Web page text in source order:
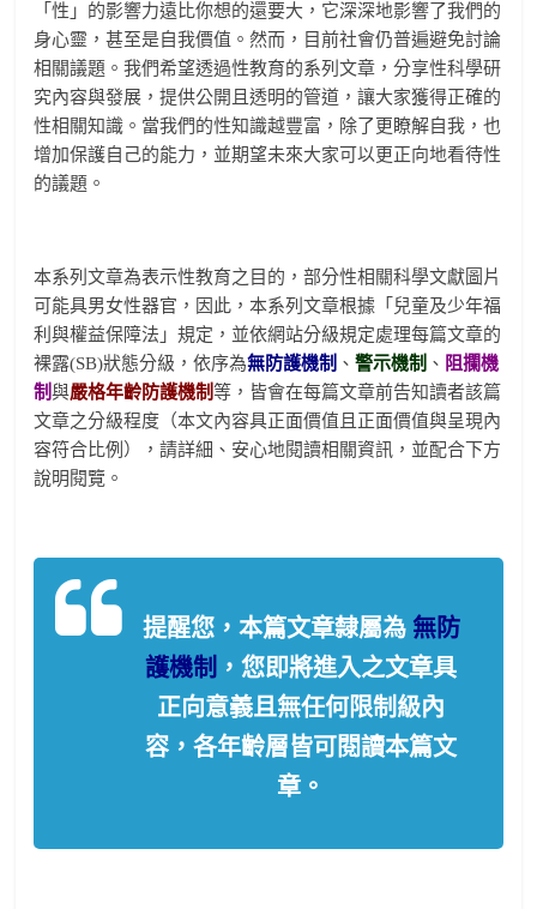
「性」的影響力遠比你想的還要大，它深深地影響了我們的
身心靈，甚至是自我價值。然而，目前社會仍普遍避免討論
相關議題。我們希望透過性教育的系列文章，分享性科學研
究內容與發展，提供公開且透明的管道，讓大家獲得正確的
性相關知識。當我們的性知識越豐富，除了更瞭解自我，也
增加保護自己的能力，並期望未來大家可以更正向地看待性
的議題。
本系列文章為表示性教育之目的，部分性相關科學文獻圖片
可能具男女性器官，因此，本系列文章根據「兒童及少年福
利與權益保障法」規定，並依網站分級規定處理每篇文章的
裸露(SB)狀態分級，依序為無防護機制 、警示機制 、 阻攔機
制與嚴格年齡防護機制等，皆會在每篇文章前告知讀者該篇
文章之分級程度（本文內容具正面價值且正面價值與呈現內
容符合比例），請詳細、安心地閱讀相關資訊，並配合下方
說明閱覽。
提醒您，本篇文章隸屬為 無防
護機制 ，您即將進入之文章具
正向意義且無任何限制級內
容，各年齡層皆可閱讀本篇文
章。